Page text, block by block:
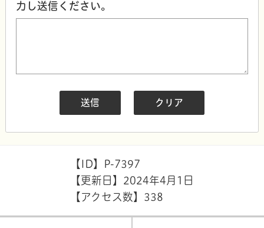
力し送信ください。
【ID】
P-7397
【更新日】 2024年4月1日
【アクセス数】 338